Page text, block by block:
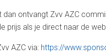
ontvangt Zvv AZC
prijs als je direct naar de
AZC via: https://